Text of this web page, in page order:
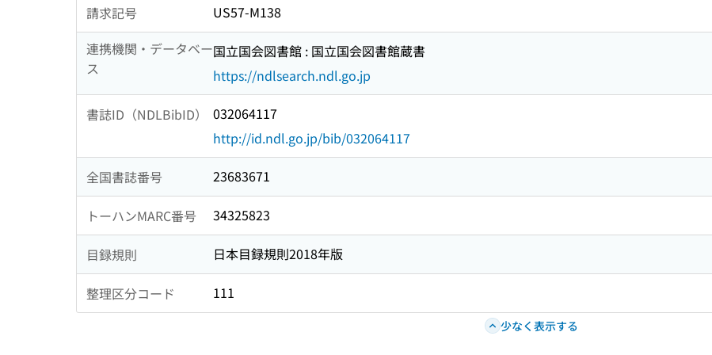
請求記号
US57-M138
連携機関・データベー
ス
国立国会図書館 : 国立国会図書館蔵書
https://ndlsearch.ndl.go.jp
書誌ID（NDLBibID）
032064117
http://id.ndl.go.jp/bib/032064117
全国書誌番号 23683671
トーハンMARC番号 34325823
目録規則 日本目録規則2018年版
整理区分コード 111
少なく表示する